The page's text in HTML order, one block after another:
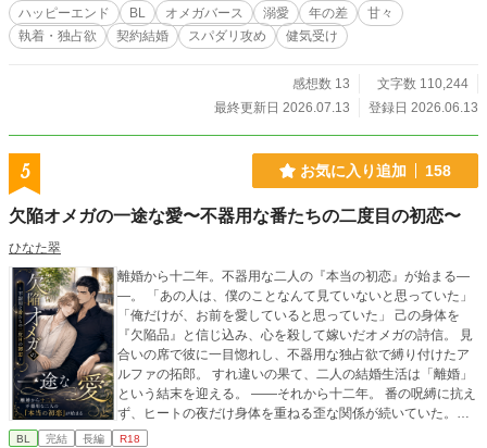
ハッピーエンド BL オメガバース 溺愛 年の差
甘々
執着・独占欲
契約結婚 スパダリ攻め 健気受け
感想数 13
文字数 110,244
最終更新日 2026.07.13
登録日 2026.06.13
5 お気に入り追加 158
欠陥オメガの一途な愛〜不器用な番たちの二度目の初恋〜
ひなた翠
離婚から十二年。不器用な二人の『本当の初恋』が始まる―
―。 「あの人は、僕のことなんて見ていないと思っていた」
「俺だけが、お前を愛していると思っていた」 己の身体を
『欠陥品』と信じ込み、心を殺して嫁いだオメガの詩信。 見
合いの席で彼に一目惚れし、不器用な独占欲で縛り付けたア
ルファの拓郎。 すれ違いの果て、二人の結婚生活は「離婚」
という結末を迎える。 ――それから十二年。 番の呪縛に抗え
ず、ヒートの夜だけ身体を重ねる歪な関係が続いていた。だ
が、ある夜を境に冷徹だった元夫の態度が激変する。息が詰
BL 完結 長編 R18